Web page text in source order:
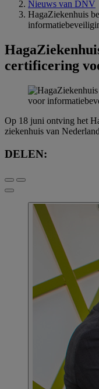
Nieuws van DNV
HagaZiekenhuis
certificering
Op 18 juni ontving het
ziekenhuis van
DELEN: